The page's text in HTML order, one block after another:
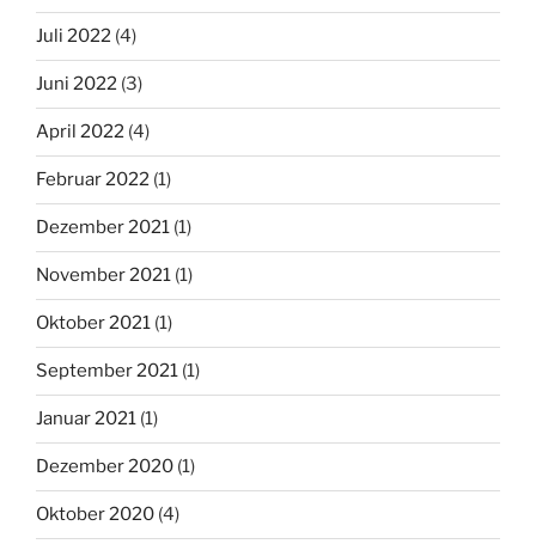
Juli 2022 (4)
Juni 2022 (3)
April 2022 (4)
Februar 2022 (1)
Dezember 2021 (1)
November 2021 (1)
Oktober 2021 (1)
September 2021 (1)
Januar 2021 (1)
Dezember 2020 (1)
Oktober 2020 (4)